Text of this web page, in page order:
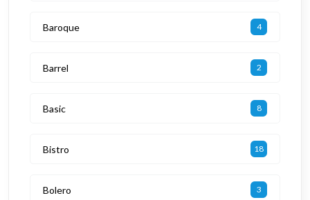
Baroque 4
Barrel 2
Basic 8
Bistro 18
Bolero 3